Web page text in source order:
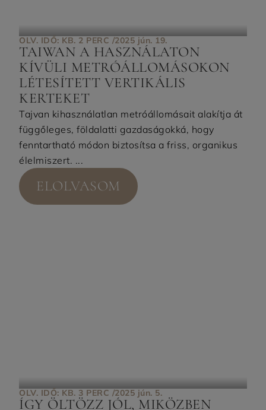
OLV. IDŐ: KB. 2 PERC /2025 jún. 19.
TAIWAN A HASZNÁLATON
KÍVÜLI METRÓÁLLOMÁSOKON
LÉTESÍTETT VERTIKÁLIS
KERTEKET
Tajvan kihasználatlan metróállomásait alakítja át
függőleges, földalatti gazdaságokká, hogy
fenntartható módon biztosítsa a friss, organikus
élelmiszert. ...
ELOLVASOM
OLV. IDŐ: KB. 3 PERC /2025 jún. 5.
ÍGY ÖLTÖZZ JÓL, MIKÖZBEN